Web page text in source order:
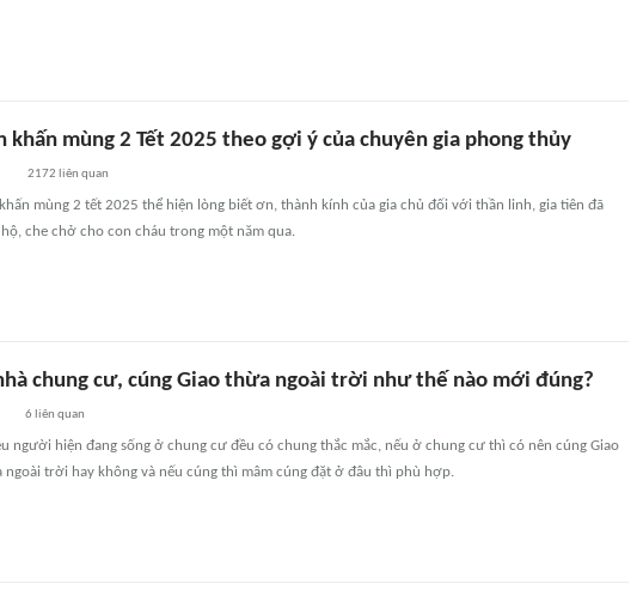
khấn mùng 2 Tết 2025 theo gợi ý của chuyên gia phong thủy
2172 liên quan
mùng 2 tết 2025 thể hiện lòng biết ơn, thành kính của gia chủ đối với thần linh, gia tiên đã
che chở cho con cháu trong một năm qua.
chung cư, cúng Giao thừa ngoài trời như thế nào mới đúng?
6 liên quan
người hiện đang sống ở chung cư đều có chung thắc mắc, nếu ở chung cư thì có nên cúng Giao
ngoài trời hay không và nếu cúng thì mâm cúng đặt ở đâu thì phù hợp.